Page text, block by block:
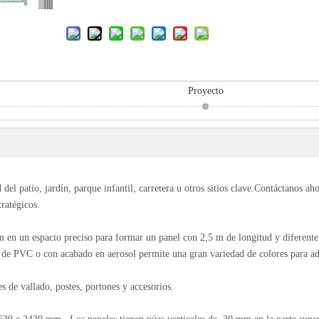
Proyecto
patio, jardín, parque infantil, carretera u otros sitios clave.Contáctanos
en un espacio preciso para formar un panel con 2,5 m de longitud y
PVC o con acabado en aerosol permite una gran variedad de colores para
vallado, postes, portones y accesorios.